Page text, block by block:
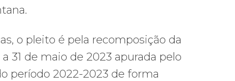
o pleito é pela recomposição da
31 de maio de 2023 apurada pelo
período 2022-2023 de forma